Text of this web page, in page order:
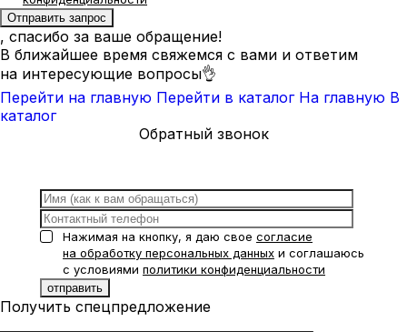
, спасибо за ваше обращение!
В ближайшее время свяжемся с вами и ответим
на интересующие вопросы👌
Перейти на главную Перейти в каталог На главную В
каталог
Обратный звонок
Нажимая на кнопку, я даю свое согласие
на обработку персональных данных и соглашаюсь
с условиями политики конфиденциальности
Получить спецпредложение